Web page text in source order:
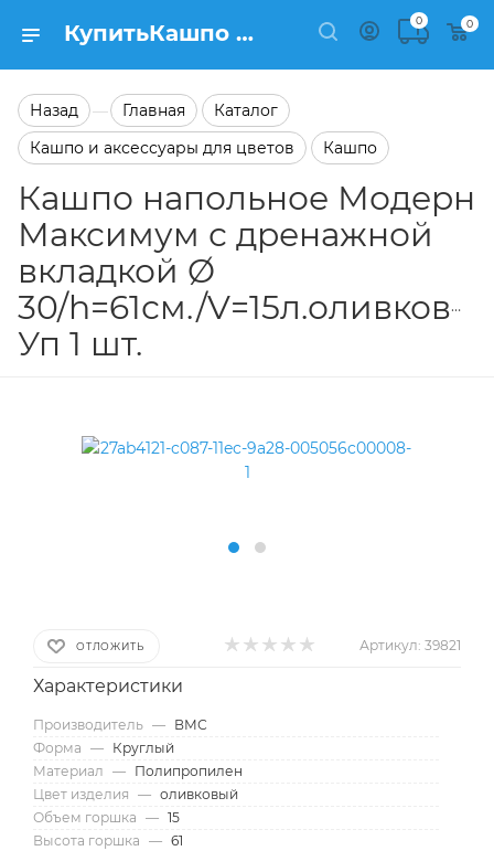
КупитьКашпо напольное Модерн Максимум с дренажной вкладкой Ø 30/h=61см./V=15л.оливковый Уп 1 шт. в каталоге Кашпо Заказать Кашпо напольное Модерн Максимум с дренажной вкладкой Ø 30/h=61см./V=15л.оливковый Уп 1 шт. в каталоге Кашпо на сайте Semfart.ru 0
0
Назад — Главная
Каталог
Кашпо и аксессуары для цветов
Кашпо
Кашпо напольное Модерн
Максимум с дренажной
вкладкой Ø
30/h=61см./
Уп 1 шт.
ОТЛОЖИТЬ Артикул: 39821
Характеристики
Производитель — ВМС
Форма — Круглый
Материал — Полипропилен
Цвет изделия — оливковый
Объем горшка — 15
Высота горшка — 61